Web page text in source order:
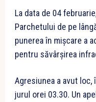
La data de 04
Parchetului de pe
punerea în mișcare a
pentru săvârșirea
Agresiunea a avut loc,
jurul orei 03.30. Un